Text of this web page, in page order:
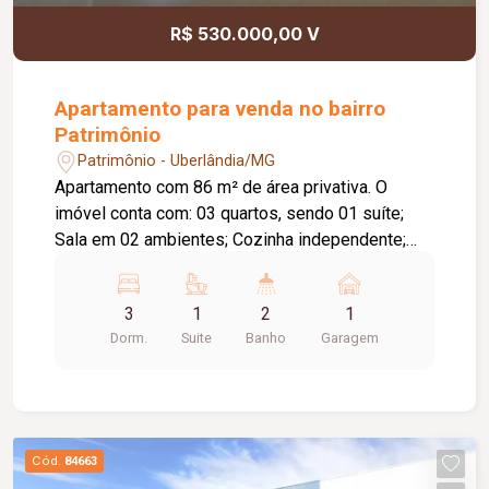
de ar-condicionado; Acesso social e de serviço
independentes; Posição lateral com vista livre;
funcionalidade em um dos endereços mais
valorizados de Uberlândia.
R$ 530.000,00 V
Apartamento para venda no bairro
Patrimônio
Patrimônio - Uberlândia/MG
Apartamento com 86 m² de área privativa. O
imóvel conta com: 03 quartos, sendo 01 suíte;
Sala em 02 ambientes; Cozinha independente;
com armários planejados; Ambientes amplos,
bem distribuídos e funcionais, proporcionando
conforto e praticidade para toda a família.
3
Dorm.
1
Suite
2
Banho
1
Garagem
Cód. 84663